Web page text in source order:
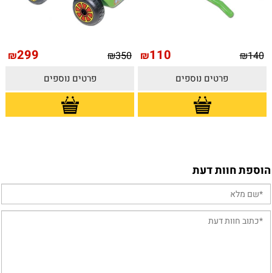
₪140
₪110
פרטים נוספים
₪350
₪299
פרטים נוספים
הוספת חוות דעת